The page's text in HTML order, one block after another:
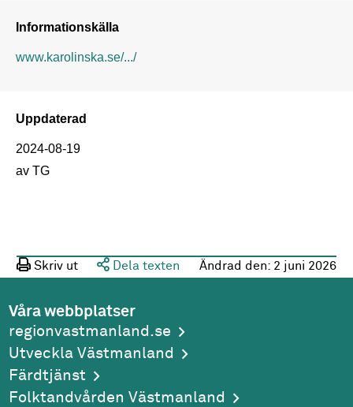
Informationskälla
www.karolinska.se/.../
Uppdaterad
2024-08-19
av TG
Skriv ut Dela texten Ändrad den: 2 juni 2026
Våra webbplatser
regionvastmanland.se
Utveckla Västmanland
Färdtjänst
Folktandvården Västmanland